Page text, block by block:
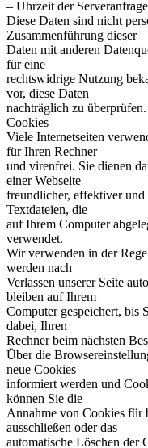
– Uhrzeit der Serveranfrage
Diese Daten sind nicht
Zusammenführung dieser
Daten mit anderen
für eine
rechtswidrige Nutzung
vor, diese Daten
nachträglich zu überprüfen.
Cookies
Viele Internetseiten
für Ihren Rechner
und virenfrei. Sie dienen
einer Webseite
freundlicher, effektiver und
Textdateien, die
auf Ihrem Computer
verwendet.
Wir verwenden in der
werden nach
Verlassen unserer Seite
bleiben auf Ihrem
Computer gespeichert, bis
dabei, Ihren
Rechner beim nächsten
Über die
neue Cookies
informiert werden und
können Sie die
Annahme von Cookies für
ausschließen oder das
automatische Löschen der